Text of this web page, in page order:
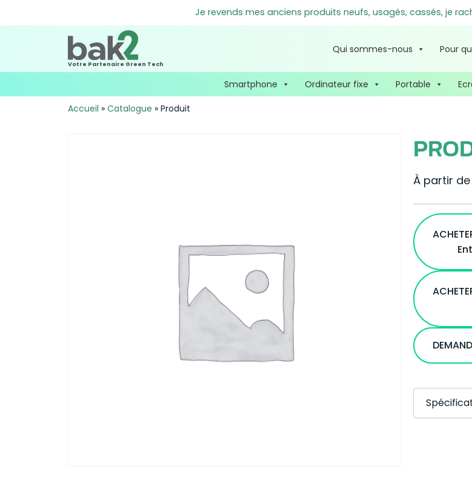
Je revends mes anciens produits neufs, usagés, cassés, je
Votre Partenaire Green Tech
Qui sommes-nous Pour
Smartphone Ordinateur fixe Portable
Accueil » Catalogue » Produit
À partir de